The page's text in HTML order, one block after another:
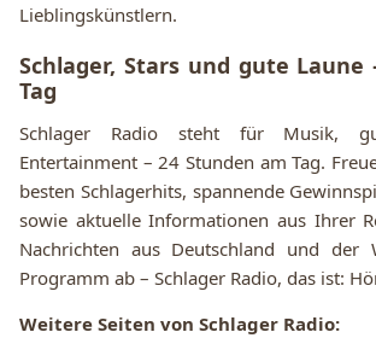
Lieblingskünstlern.
Schlager, Stars und gute Laune
Tag
Schlager Radio steht für Musik,
Entertainment – 24 Stunden am Tag.
besten Schlagerhits, spannende
sowie aktuelle Informationen aus Ihrer
Nachrichten aus Deutschland und der
Programm ab – Schlager Radio, das ist:
Weitere Seiten von Schlager Radio: